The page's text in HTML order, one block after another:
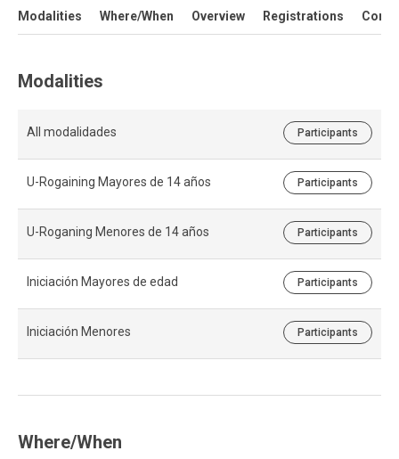
Modalities Where/When Overview Registrations
Modalities
All modalidades Participants
U-Rogaining Mayores de 14 años Participants
U-Roganing Menores de 14 años Participants
Iniciación Mayores de edad Participants
Iniciación Menores Participants
Where/When